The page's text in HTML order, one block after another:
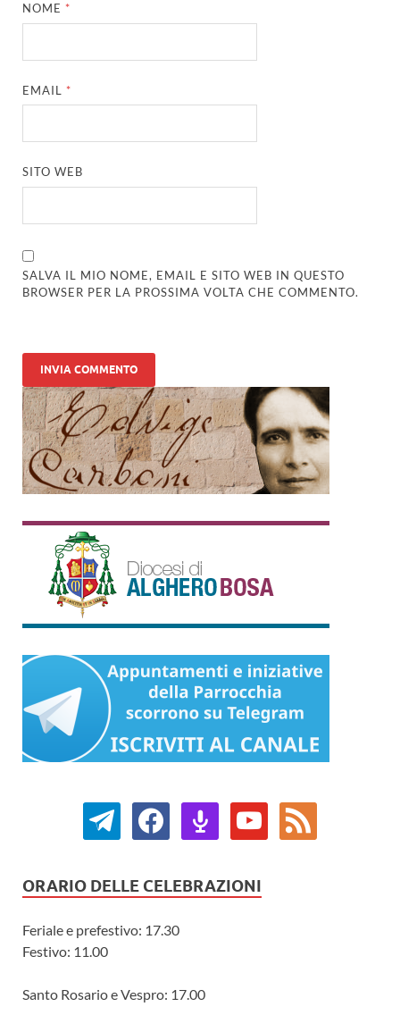
NOME *
EMAIL *
SITO WEB
SALVA IL MIO NOME, EMAIL E SITO WEB IN QUESTO
BROWSER PER LA PROSSIMA VOLTA CHE COMMENTO.
ORARIO DELLE CELEBRAZIONI
Feriale e prefestivo: 17.30
Festivo: 11.00
Santo Rosario e Vespro: 17.00